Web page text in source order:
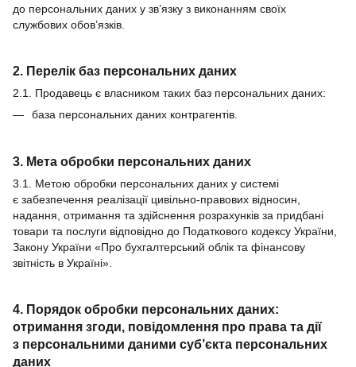
до персональних даних у зв’язку з виконанням своїх
службових обов’язків.
2. Перелік баз персональних даних
2.1. Продавець є власником таких баз персональних даних:
база персональних даних контрагентів.
3. Мета обробки персональних даних
3.1. Метою обробки персональних даних у системі
є забезпечення реалізації цивільно-правових відносин,
надання, отримання та здійснення розрахунків за придбані
товари та послуги відповідно до Податкового кодексу України,
Закону України «Про бухгалтерський облік та фінансову
звітність в Україні».
4. Порядок обробки персональних даних:
отримання згоди, повідомлення про права та дії
з персональними даними суб’єкта персональних
даних